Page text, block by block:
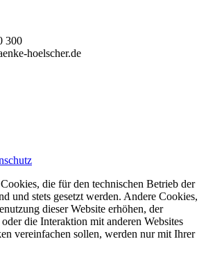
300
hoelscher.de
die für den technischen Betrieb der
und stets gesetzt werden. Andere Cookies,
dieser Website erhöhen, der
die Interaktion mit anderen Websites
vereinfachen sollen, werden nur mit Ihrer